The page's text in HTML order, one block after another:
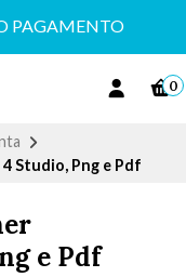
PAGAMENTO
0
Studio, Png e Pdf
e Pdf